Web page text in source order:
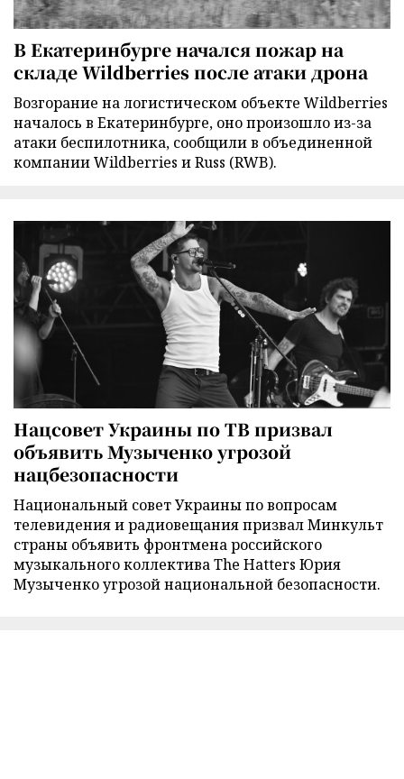
В Екатеринбурге начался пожар на
складе Wildberries после атаки дрона
Возгорание на логистическом объекте Wildberries
началось в Екатеринбурге, оно произошло из-за
атаки беспилотника, сообщили в объединенной
компании Wildberries и Russ (RWB).
Нацсовет Украины по ТВ призвал
объявить Музыченко угрозой
нацбезопасности
Национальный совет Украины по вопросам
телевидения и радиовещания призвал Минкульт
страны объявить фронтмена российского
музыкального коллектива The Hatters Юрия
Музыченко угрозой национальной безопасности.